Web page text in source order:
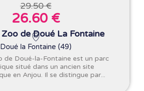
29.50 €
26.60 €
de Doué La Fontaine
Doué la Fontaine (49)
de Doué-la-Fontaine est un parc
situé dans un ancien site
en Anjou. Il se distingue par...